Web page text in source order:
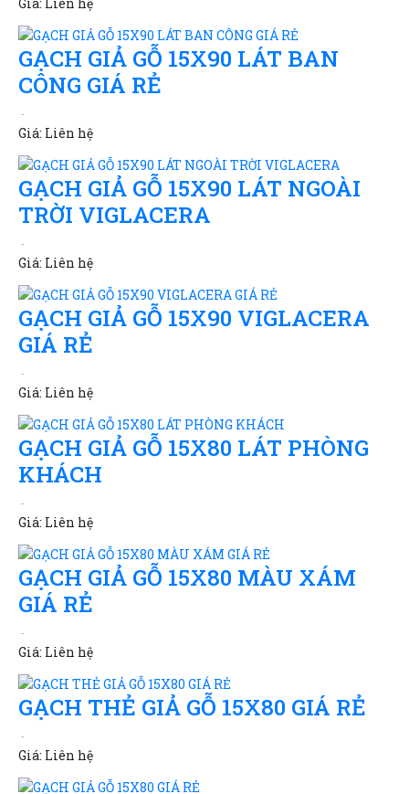
GẠCH GIẢ GỖ 15X90 LÁT BAN
CÔNG GIÁ RẺ
Giá: Liên hệ
GẠCH GIẢ GỖ 15X90 LÁT NGOÀI
TRỜI VIGLACERA
Giá: Liên hệ
GẠCH GIẢ GỖ 15X90 VIGLACERA
GIÁ RẺ
Giá: Liên hệ
GẠCH GIẢ GỖ 15X80 LÁT PHÒNG
KHÁCH
Giá: Liên hệ
GẠCH GIẢ GỖ 15X80 MÀU XÁM
GIÁ RẺ
Giá: Liên hệ
GẠCH THẺ GIẢ GỖ 15X80 GIÁ RẺ
Giá: Liên hệ